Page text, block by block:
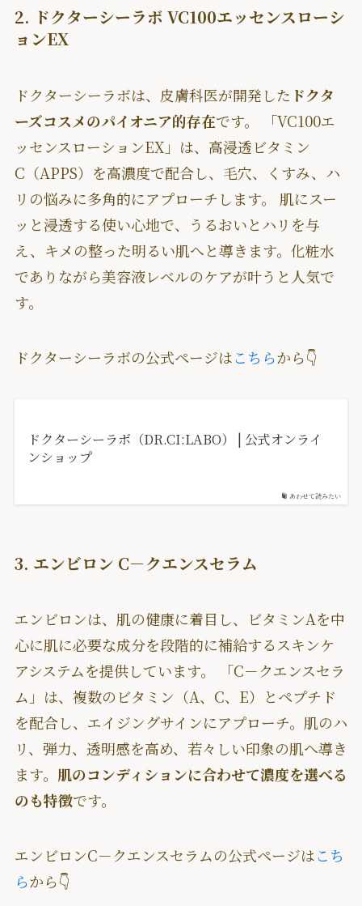
2. ドクターシーラボ VC100エッセンスローシ
ョンEX
ドクターシーラボは、皮膚科医が開発した ドクタ
ーズコスメのパイオニア的存在です。 「VC100エ
ッセンスローションEX」は、高浸透ビタミン
C（APPS）を高濃度で配合し、毛穴、くすみ、ハ
リの悩みに多角的にアプローチします。 肌にスー
ッと浸透する使い心地で、うるおいとハリを与
え、キメの整った明るい肌へと導きます。化粧水
でありながら美容液レベルのケアが叶うと人気で
す。
ドクターシーラボの公式ページはこちらから👇
あわせて読みたい
ドクターシーラボ（DR.CI:LABO） | 公式オンライ
ンショップ
3. エンビロン C－クエンスセラム
エンビロンは、肌の健康に着目し、ビタミンAを中
心に肌に必要な成分を段階的に補給するスキンケ
アシステムを提供しています。 「C－クエンスセラ
ム」は、複数のビタミン（A、C、E）とペプチド
を配合し、エイジングサインにアプローチ。肌のハ
リ、弾力、透明感を高め、若々しい印象の肌へ導き
ます。 肌のコンディションに合わせて濃度を選べる
のも特徴です。
エンビロンC－クエンスセラムの公式ページはこち
らから👇